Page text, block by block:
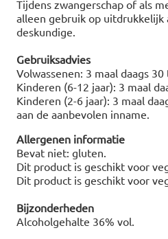
Tijdens zwangerschap of als
alleen gebruik op uitdrukkelijk
deskundige.
Gebruiksadvies
Volwassenen: 3 maal daags
Kinderen (6-12 jaar): 3 maal
Kinderen (2-6 jaar): 3 maal
aan de aanbevolen inname.
Allergenen informatie
Bevat niet: gluten.
Dit product is geschikt voor
Dit product is geschikt voor
Bijzonderheden
Alcoholgehalte 36% vol.